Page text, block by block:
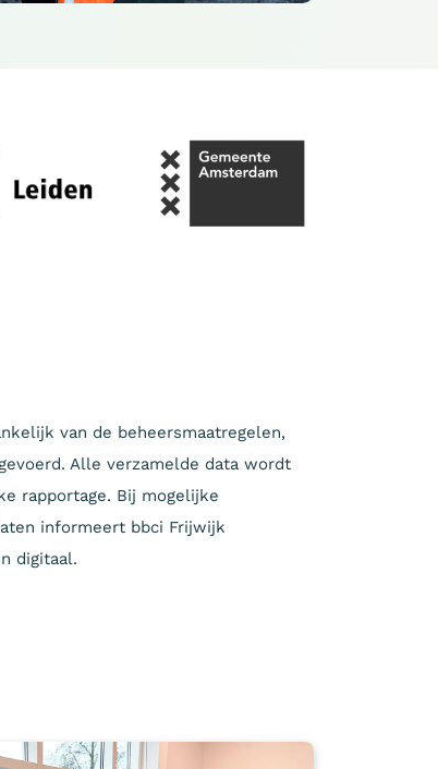
van de beheersmaatregelen,
Alle verzamelde data wordt
rapportage. Bij mogelijke
informeert bbci Frijwijk
digitaal.